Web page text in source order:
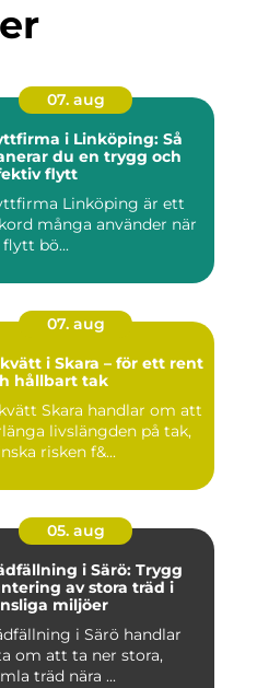
07. aug
i Linköping: Så
du en trygg och
flytt
Linköping är ett
många använder när
flytt bö...
07. aug
i Skara – för ett rent
hållbart tak
Skara handlar om att
livslängden på tak,
risken f&...
05. aug
i Särö: Trygg
av stora träd i
miljöer
i Särö handlar
om att ta ner stora,
träd nära ...